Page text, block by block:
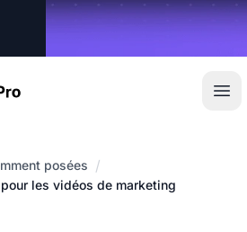
posées /
les vidéos de marketing